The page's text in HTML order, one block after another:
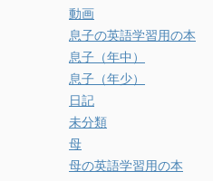
動画
息子の英語学習用の本
息子（年中）
息子（年少）
日記
未分類
母
母の英語学習用の本